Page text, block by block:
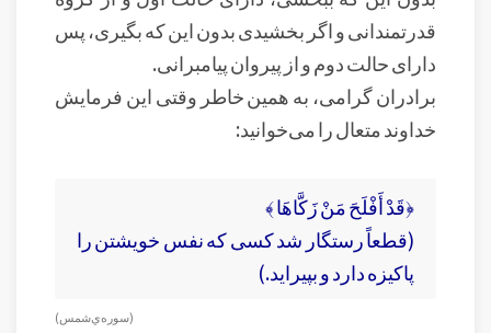
قدرتمندانی و اگر بخشیدی بدون این که بگیری، پس
دارای حالت دوم و از پیروان پیامبرانی.
برادران گرامی، به همین خاطر وقتی این فرمایش
خداوند متعال را می‌خوانید:
﴿قَدْ أَفْلَحَ مَنْ زَكَّاهَا ﴾
(قطعاً رستگار شد کسی كه نفس خويشتن را
پاكيزه دارد و بپيرايد.)
(سوره‌ي شمس )